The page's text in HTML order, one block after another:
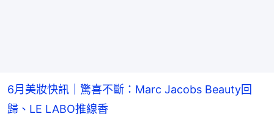
6月美妝快訊｜驚喜不斷：Marc Jacobs Beauty回
歸、LE LABO推線香